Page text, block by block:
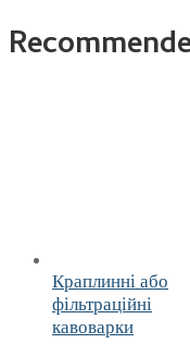
Краплинні або
фільтраційні
кавоварки